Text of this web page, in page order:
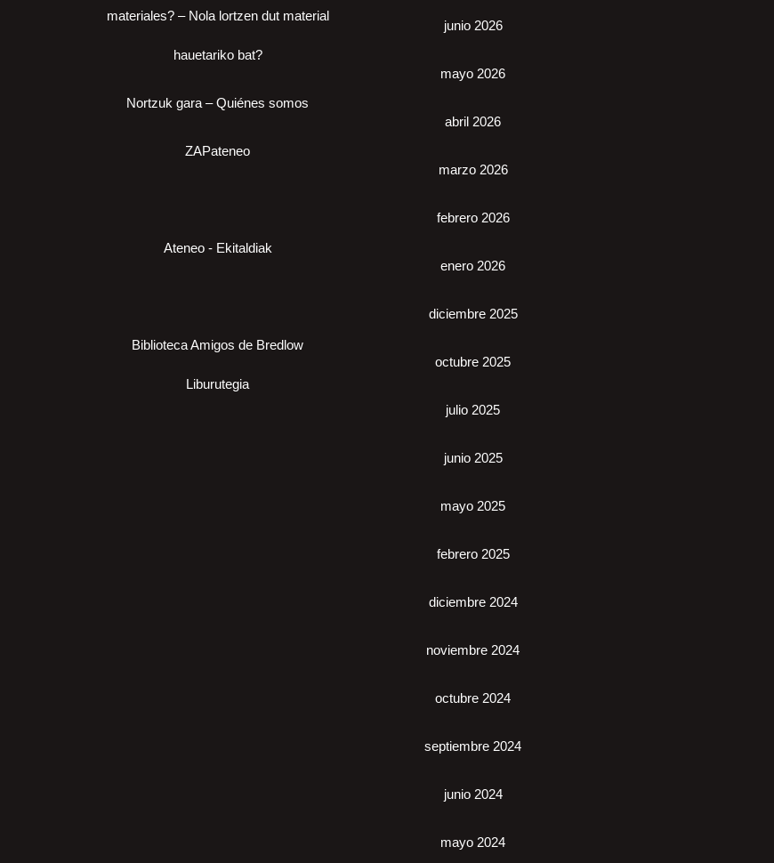
materiales? – Nola lortzen dut material
hauetariko bat?
Nortzuk gara – Quiénes somos
ZAPateneo
Ateneo - Ekitaldiak
Biblioteca Amigos de Bredlow
Liburutegia
junio 2026
mayo 2026
abril 2026
marzo 2026
febrero 2026
enero 2026
diciembre 2025
octubre 2025
julio 2025
junio 2025
mayo 2025
febrero 2025
diciembre 2024
noviembre 2024
octubre 2024
septiembre 2024
junio 2024
mayo 2024